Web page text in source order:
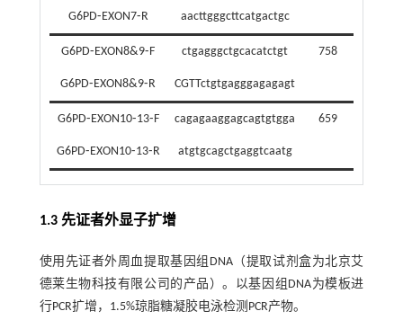
G6PD⁃EXON7⁃R aacttgggcttcatgactgc
G6PD⁃EXON8&9⁃F ctgagggctgcacatctgt 758
G6PD⁃EXON8&9⁃R CGTTctgtgagggagagagt
G6PD⁃EXON10⁃13⁃F cagagaaggagcagtgtgga 659
G6PD⁃EXON10⁃13⁃R atgtgcagctgaggtcaatg
1.3 先证者外显子扩增
使用先证者外周血提取基因组DNA（提取试剂盒为北京艾
德莱生物科技有限公司的产品）。以基因组DNA为模板进
行PCR扩增，1.5%琼脂糖凝胶电泳检测PCR产物。